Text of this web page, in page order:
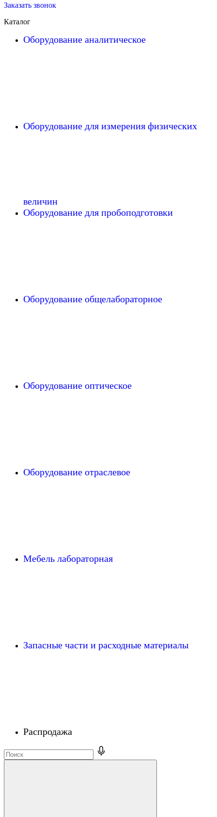
Заказать звонок
Каталог
Оборудование аналитическое
Оборудование для измерения физических
величин
Оборудование для пробоподготовки
Оборудование общелабораторное
Оборудование оптическое
Оборудование отраслевое
Мебель лабораторная
Запасные части и расходные материалы
Распродажа